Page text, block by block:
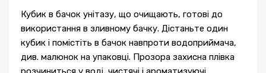
Кубик в бачок унітазу, що очищають, готові до
використання в зливному бачку. Дістаньте один
кубик і помістіть в бачок навпроти водоприймача,
див. малюнок на упаковці. Прозора захисна плівка